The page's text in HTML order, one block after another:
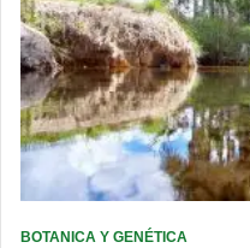
BOTANICA Y GENÉTICA